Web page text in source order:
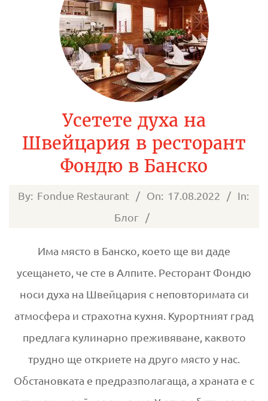
Усетете духа на
Швейцария в ресторант
Фондю в Банско
2022-
By: Fondue Restaurant On: 17.08.2022
In:
Блог
Има място в Банско, което ще ви даде
усещането, че сте в Алпите. Ресторант Фондю
носи духа на Швейцария с неповторимата си
атмосфера и страхотна кухня. Курортният град
предлага кулинарно преживяване, каквото
трудно ще откриете на друго място у нас.
Обстановката е предразполагаща, а храната е с